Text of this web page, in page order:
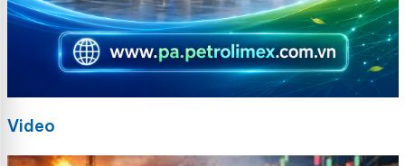
Video